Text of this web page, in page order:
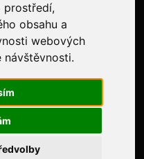
prostředí,
obsahu a
webových
návštěvnosti.